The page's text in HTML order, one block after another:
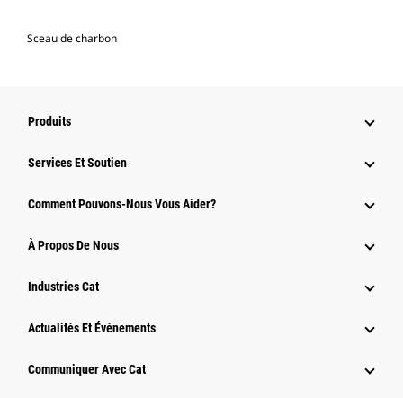
Sceau de charbon
Produits
Services Et Soutien
Comment Pouvons-Nous Vous Aider?
À Propos De Nous
Industries Cat
Actualités Et Événements
Communiquer Avec Cat